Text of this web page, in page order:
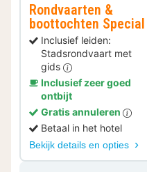
Rondvaarten &
boottochten Special
Inclusief leiden:
Stadsrondvaart met
gids
Inclusief zeer goed
ontbijt
Gratis annuleren
Betaal in het hotel
Bekijk details en opties